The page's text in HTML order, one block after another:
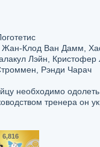
Жан-Клод Ван Дамм,
Лэйн, Кристофер
Рэнди Чарач
необходимо одолеть
тренера он
6,816